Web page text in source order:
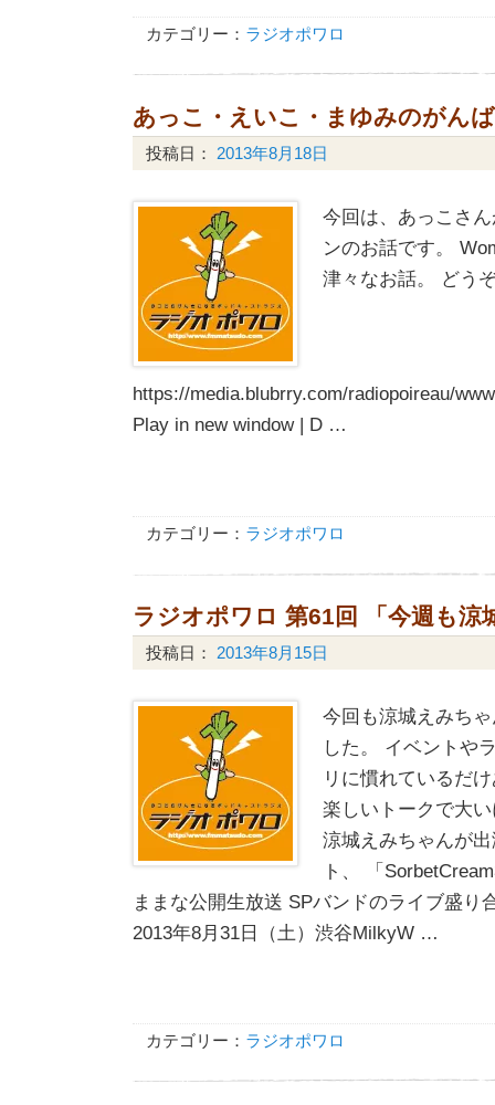
カテゴリー： ラジオポワロ
あっこ・えいこ・まゆみのがん
投稿日： 2013年8月18日
今回は、あっこさ
ンのお話です。
津々なお話。 どう
https://media.blubrry.com/radiopoireau/
Play in new window | D …
カテゴリー： ラジオポワロ
ラジオポワロ 第61回 「今週も涼
投稿日： 2013年8月15日
今回も涼城えみち
した。 イベントや
リに慣れているだ
楽しいトークで大
涼城えみちゃんが
ト、 「
ままな公開生放送 SPバンドのライブ盛り
2013年8月31日（土）渋谷MilkyW …
カテゴリー： ラジオポワロ